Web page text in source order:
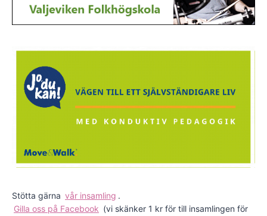
Stötta gärna vår insamling .
Gilla oss på Facebook (vi skänker 1 kr för till insamlingen för